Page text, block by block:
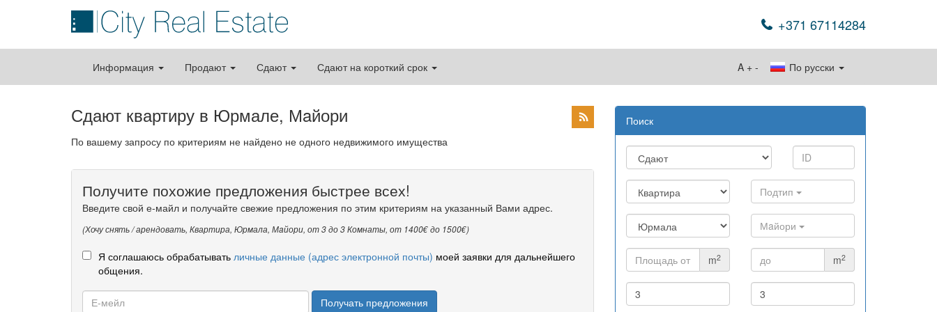
+371 67114284
Информация Продают Сдают Сдают на короткий срок По русски
A + -
Сдают квартиру в Юрмале, Мaйори
По вашему запросу по критериям не найдено не одного недвижимого имущества
Получите похожие предложения быстрее всех!
Введите свой е-майл и получайте свежие предложения по этим критериям на указанный Вами адрес.
(Хочу снять / арендовать, Квартира, Юрмала, Мaйори, от 3 до 3 Комнаты, от 1400€ до 1500€)
Я соглашаюсь обрабатывать личные данные (адрес электронной почты) моей заявки для дальнейшего
общения.
Е-
Получать предложения
Поиск
Подтип
Мaйори
m2 m2